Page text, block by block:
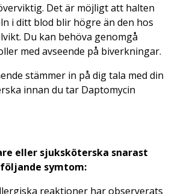
Det är möjligt att halten
i ditt blod blir högre än den hos
Du kan behöva genomgå
med avseende på biverkningar.
stämmer in på dig tala med din
innan du tar Daptomycin
eller sjuksköterska snarast
symtom:
reaktioner har observerats